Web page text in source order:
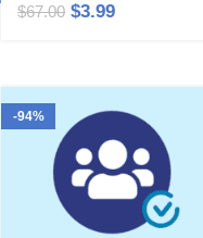
$67.00 $3.99
-94%